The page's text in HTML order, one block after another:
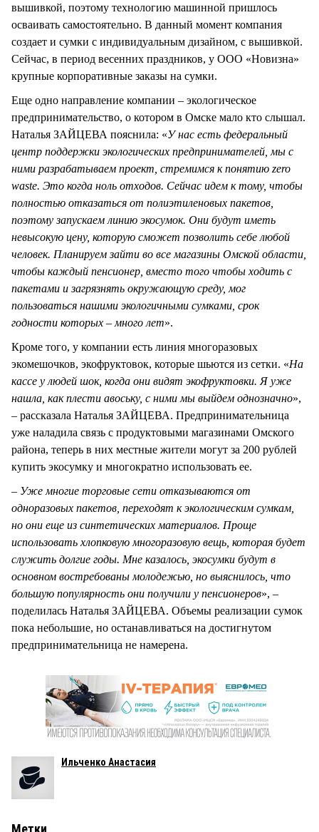
вышивкой, поэтому технологию машинной пришлось
осваивать самостоятельно. В данный момент компания
создает и сумки с индивидуальным дизайном, с вышивкой.
Сейчас, в период весенних праздников, у ООО «Новизна»
крупные корпоративные заказы на сумки.
Еще одно направление компании – экологическое
предпринимательство, о котором в Омске мало кто слышал.
Наталья ЗАЙЦЕВА пояснила: «У нас есть федеральный
центр поддержки экологических предпринимателей, мы с
ними разрабатываем проект, стремимся к понятию zero
waste. Это когда ноль отходов. Сейчас идем к тому, чтобы
полностью отказаться от полиэтиленовых пакетов,
поэтому запускаем линию экосумок. Они будут иметь
невысокую цену, которую сможет позволить себе любой
человек. Планируем зайти во все магазины Омской области,
чтобы каждый пенсионер, вместо того чтобы ходить с
пакетами и загрязнять окружающую среду, мог
пользоваться нашими экологичными сумками, срок
годности которых – много лет».
Кроме того, у компании есть линия многоразовых
экомешочков, экофруктовок, которые шьются из сетки. «На
кассе у людей шок, когда они видят экофруктовки. Я уже
нашла, как плести авоську, с ними мы выйдем однозначно»,
– рассказала Наталья ЗАЙЦЕВА. Предпринимательница
уже наладила связь с продуктовыми магазинами Омского
района, теперь в них местные жители могут за 200 рублей
купить экосумку и многократно использовать ее.
– Уже многие торговые сети отказываются от
одноразовых пакетов, переходят к экологическим сумкам,
но они еще из синтетических материалов. Проще
использовать хлопковую многоразовую вещь, которая будет
служить долгие годы. Мне казалось, экосумки будут в
основном востребованы молодежью, но выяснилось, что
большую популярность они получили у пенсионеров», –
поделилась Наталья ЗАЙЦЕВА. Объемы реализации сумок
пока небольшие, но останавливаться на достигнутом
предпринимательница не намерена.
Ильченко Анастасия
Метки